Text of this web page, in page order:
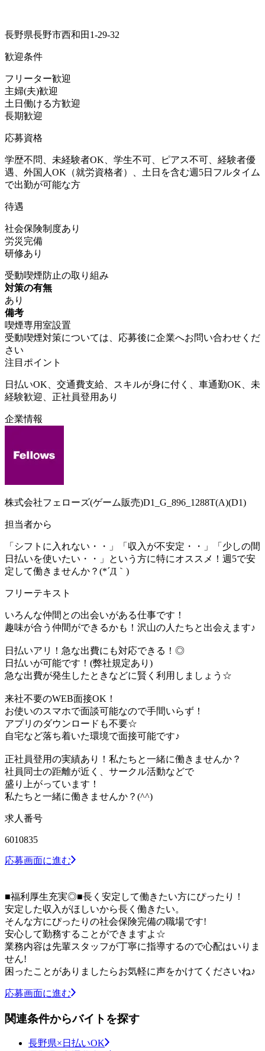
長野県長野市西和田1-29-32
歓迎条件
フリーター歓迎
主婦(夫)歓迎
土日働ける方歓迎
長期歓迎
応募資格
学歴不問、未経験者OK、学生不可、ピアス不可、経験者優
遇、外国人OK（就労資格者）、土日を含む週5日フルタイム
で出勤が可能な方
待遇
社会保険制度あり
労災完備
研修あり
受動喫煙防止の取り組み
対策の有無
あり
備考
喫煙専用室設置
受動喫煙対策については、応募後に企業へお問い合わせくだ
さい
注目ポイント
日払いOK、交通費支給、スキルが身に付く、車通勤OK、未
経験歓迎、正社員登用あり
企業情報
株式会社フェローズ(ゲーム販売)D1_G_896_1288T(A)(D1)
担当者から
「シフトに入れない・・」「収入が不安定・・」「少しの間
日払いを使いたい・・」という方に特にオススメ！週5で安
定して働きませんか？(*´Д｀)
フリーテキスト
いろんな仲間との出会いがある仕事です！
趣味が合う仲間ができるかも！沢山の人たちと出会えます♪
日払いアリ！急な出費にも対応できる！◎
日払いが可能です！(弊社規定あり)
急な出費が発生したときなどに賢く利用しましょう☆
来社不要のWEB面接OK！
お使いのスマホで面談可能なので手間いらず！
アプリのダウンロードも不要☆
自宅など落ち着いた環境で面接可能です♪
正社員登用の実績あり！私たちと一緒に働きませんか？
社員同士の距離が近く、サークル活動などで
盛り上がっています！
私たちと一緒に働きませんか？(^^)
求人番号
6010835
応募画面に進む
■福利厚生充実◎■長く安定して働きたい方にぴったり！
安定した収入がほしいから長く働きたい。
そんな方にぴったりの社会保険完備の職場です!
安心して勤務することができますよ☆
業務内容は先輩スタッフが丁寧に指導するので心配はいりま
せん!
困ったことがありましたらお気軽に声をかけてくださいね♪
応募画面に進む
関連条件からバイトを探す
長野県×日払いOK